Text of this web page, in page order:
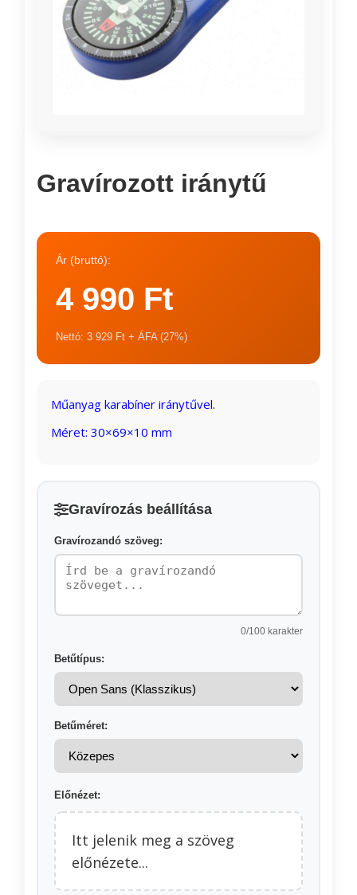
Gravírozott iránytű
Ár (bruttó):
4 990 Ft
Nettó: 3 929 Ft + ÁFA (27%)
Műanyag karabíner iránytűvel.
Méret: 30×69×10 mm
Gravírozás beállítása
Gravírozandó szöveg:
0/100 karakter
Betűtípus:
Betűméret:
Előnézet:
Itt jelenik meg a szöveg
előnézete...